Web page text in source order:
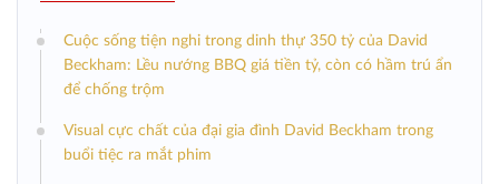
Cuộc sống tiện nghi trong dinh thự 350 tỷ của David
Beckham: Lều nướng BBQ giá tiền tỷ, còn có hầm trú ẩn
để chống trộm
Visual cực chất của đại gia đình David Beckham trong
buổi tiệc ra mắt phim